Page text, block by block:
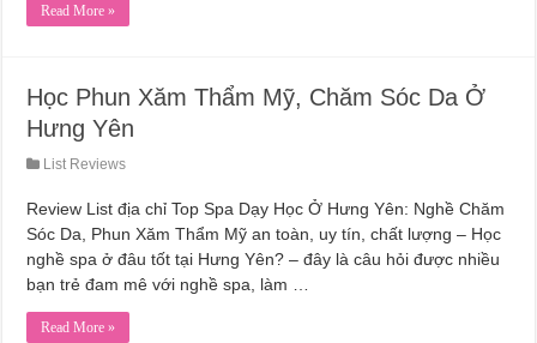
Read More »
Học Phun Xăm Thẩm Mỹ, Chăm Sóc Da Ở
Hưng Yên
List Reviews
Review List địa chỉ Top Spa Dạy Học Ở Hưng Yên: Nghề Chăm
Sóc Da, Phun Xăm Thẩm Mỹ an toàn, uy tín, chất lượng – Học
nghề spa ở đâu tốt tại Hưng Yên? – đây là câu hỏi được nhiều
bạn trẻ đam mê với nghề spa, làm …
Read More »